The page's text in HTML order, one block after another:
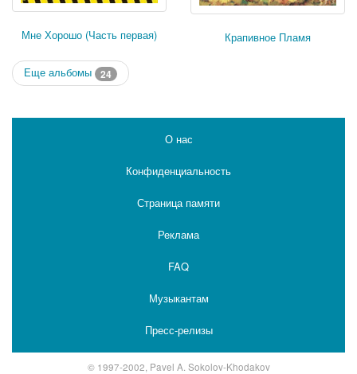
Мне Хорошо (Часть первая) Крапивное Пламя
Еще альбомы 24
О нас
Конфиденциальность
Страница памяти
Реклама
FAQ
Музыкантам
Пресс-релизы
© 1997-2002, Pavel A. Sokolov-Khodakov